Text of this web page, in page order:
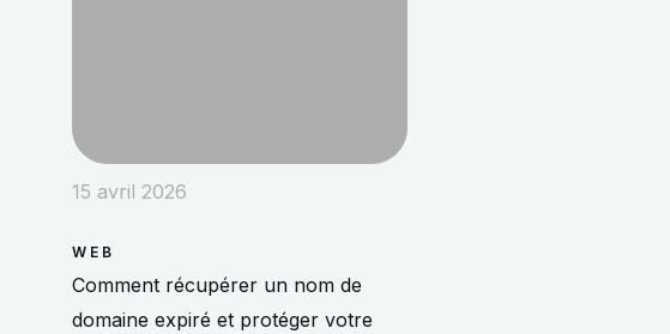
15 avril 2026
WEB
Comment récupérer un nom de
domaine expiré et protéger votre